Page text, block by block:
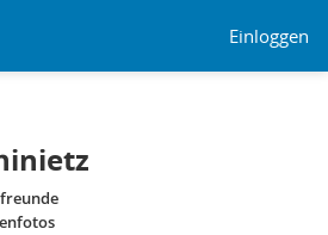
Einloggen